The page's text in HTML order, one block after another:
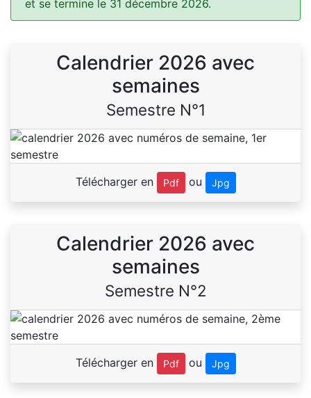
et se termine le 31 décembre 2026.
Calendrier 2026 avec
semaines
Semestre N°1
Télécharger en Pdf ou Jpg
Calendrier 2026 avec
semaines
Semestre N°2
Télécharger en Pdf ou Jpg